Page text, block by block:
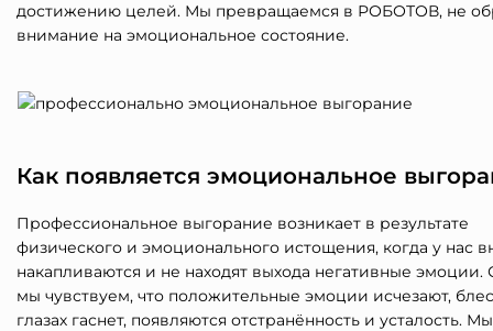
достижению целей. Мы превращаемся в РОБОТОВ, не
внимание на эмоциональное состояние.
Как появляется эмоциональное
Профессиональное выгорание возникает в результате
физического и эмоционального истощения, когда у нас
накапливаются и не находят выхода негативные эмоции.
мы чувствуем, что положительные эмоции исчезают,
глазах гаснет, появляются отстранённость и усталость. Мы